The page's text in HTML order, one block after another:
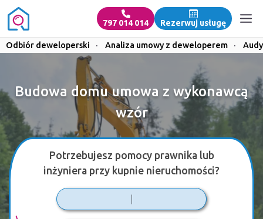
797 014 014 Rezerwuj usługę
Odbiór deweloperski · Analiza umowy z deweloperem ·
Budowa domu umowa z wykonawcą
wzór
Potrzebujesz pomocy prawnika lub
inżyniera przy kupnie nieruchomości?